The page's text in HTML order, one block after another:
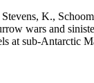
K.,
wars and
at sub-Antarctic